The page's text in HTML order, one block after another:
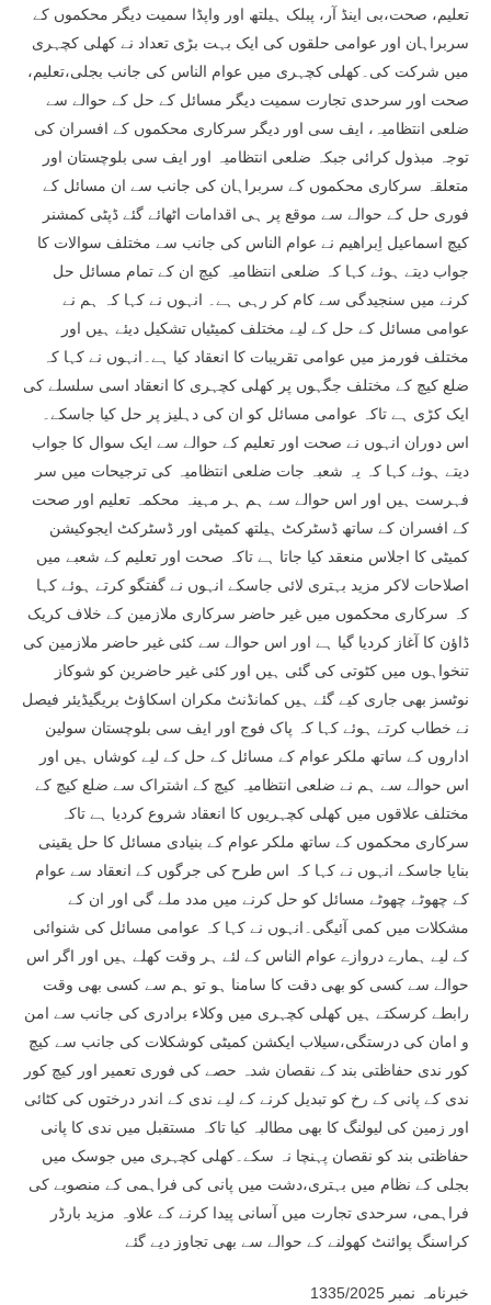
تعلیم، صحت،بی اینڈ آر، پبلک ہیلتھ اور واپڈا سمیت دیگر محکموں کے
سربراہان اور عوامی حلقوں کی ایک بہت بڑی تعداد نے کھلی کچہری
میں شرکت کی۔کھلی کچہری میں عوام الناس کی جانب بجلی،تعلیم،
صحت اور سرحدی تجارت سمیت دیگر مسائل کے حل کے حوالے سے
ضلعی انتظامیہ، ایف سی اور دیگر سرکاری محکموں کے افسران کی
توجہ مبذول کرائی جبکہ ضلعی انتظامیہ اور ایف سی بلوچستان اور
متعلقہ سرکاری محکموں کے سربراہان کی جانب سے ان مسائل کے
فوری حل کے حوالے سے موقع پر ہی اقدامات اٹھائے گئے ڈپٹی کمشنر
کیچ اسماعیل اِبراھیم نے عوام الناس کی جانب سے مختلف سوالات کا
جواب دیتے ہوئے کہا کہ ضلعی انتظامیہ کیچ ان کے تمام مسائل حل
کرنے میں سنجیدگی سے کام کر رہی ہے۔ انہوں نے کہا کہ ہم نے
عوامی مسائل کے حل کے لیے مختلف کمیٹیاں تشکیل دیئے ہیں اور
مختلف فورمز میں عوامی تقریبات کا انعقاد کیا ہے۔انہوں نے کہا کہ
ضلع کیچ کے مختلف جگہوں پر کھلی کچہری کا انعقاد اسی سلسلے کی
ایک کڑی ہے تاکہ عوامی مسائل کو ان کی دہلیز پر حل کیا جاسکے۔
اس دوران انہوں نے صحت اور تعلیم کے حوالے سے ایک سوال کا جواب
دیتے ہوئے کہا کہ یہ شعبہ جات ضلعی انتظامیہ کی ترجیحات میں سر
فہرست ہیں اور اس حوالے سے ہم ہر مہینہ محکمہ تعلیم اور صحت
کے افسران کے ساتھ ڈسٹرکٹ ہیلتھ کمیٹی اور ڈسٹرکٹ ایجوکیشن
کمیٹی کا اجلاس منعقد کیا جاتا ہے تاکہ صحت اور تعلیم کے شعبے میں
اصلاحات لاکر مزید بہتری لائی جاسکے انہوں نے گفتگو کرتے ہوئے کہا
کہ سرکاری محکموں میں غیر حاضر سرکاری ملازمین کے خلاف کریک
ڈاؤن کا آغاز کردیا گیا ہے اور اس حوالے سے کئی غیر حاضر ملازمین کی
تنخواہوں میں کٹوتی کی گئی ہیں اور کئی غیر حاضرین کو شوکاز
نوٹسز بھی جاری کیے گئے ہیں کمانڈنٹ مکران اسکاؤٹ بریگیڈیئر فیصل
نے خطاب کرتے ہوئے کہا کہ پاک فوج اور ایف سی بلوچستان سولین
اداروں کے ساتھ ملکر عوام کے مسائل کے حل کے لیے کوشاں ہیں اور
اس حوالے سے ہم نے ضلعی انتظامیہ کیچ کے اشتراک سے ضلع کیچ کے
مختلف علاقوں میں کھلی کچہریوں کا انعقاد شروع کردیا ہے تاکہ
سرکاری محکموں کے ساتھ ملکر عوام کے بنیادی مسائل کا حل یقینی
بنایا جاسکے انہوں نے کہا کہ اس طرح کی جرگوں کے انعقاد سے عوام
کے چھوٹے چھوٹے مسائل کو حل کرنے میں مدد ملے گی اور ان کے
مشکلات میں کمی آئیگی۔انہوں نے کہا کہ عوامی مسائل کی شنوائی
کے لیے ہمارے دروازے عوام الناس کے لئے ہر وقت کھلے ہیں اور اگر اس
حوالے سے کسی کو بھی دقت کا سامنا ہو تو ہم سے کسی بھی وقت
رابطے کرسکتے ہیں کھلی کچہری میں وکلاء برادری کی جانب سے امن
و امان کی درستگی،سیلاب ایکشن کمیٹی کوشکلات کی جانب سے کیچ
کور ندی حفاظتی بند کے نقصان شدہ حصے کی فوری تعمیر اور کیچ کور
ندی کے پانی کے رخ کو تبدیل کرنے کے لیے ندی کے اندر درختوں کی کٹائی
اور زمین کی لیولنگ کا بھی مطالبہ کیا تاکہ مستقبل میں ندی کا پانی
حفاظتی بند کو نقصان پہنچا نہ سکے۔کھلی کچہری میں جوسک میں
بجلی کے نظام میں بہتری،دشت میں پانی کی فراہمی کے منصوبے کی
فراہمی، سرحدی تجارت میں آسانی پیدا کرنے کے علاوہ مزید بارڈر
کراسنگ پوائنٹ کھولنے کے حوالے سے بھی تجاوز دیے گئے
خبرنامہ نمبر 1335/2025